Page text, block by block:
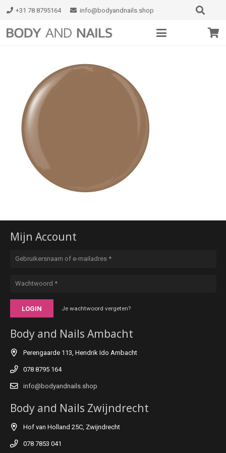
+31 78 8795164 info@bodyandnails.shop
Mijn Account
LOGIN Je wachtwoord vergeten?
Body and Nails Ambacht
Perengaarde 113, Hendrik Ido Ambacht
078 8795 164
info@bodyandnails.shop
Body and Nails Zwijndrecht
Hof van Holland 25C, Zwijndrecht
078 7853 041